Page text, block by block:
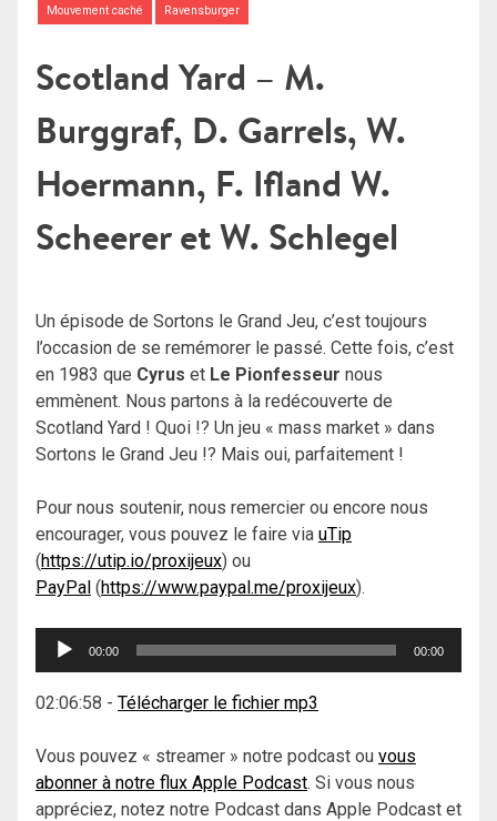
Mouvement caché Ravensburger
Scotland Yard – M.
Burggraf, D. Garrels, W.
Hoermann, F. Ifland W.
Scheerer et W. Schlegel
Un épisode de Sortons le Grand Jeu, c’est toujours
l’occasion de se remémorer le passé. Cette fois, c’est
en 1983 que Cyrus et Le Pionfesseur nous
emmènent. Nous partons à la redécouverte de
Scotland Yard ! Quoi !? Un jeu « mass market » dans
Sortons le Grand Jeu !? Mais oui, parfaitement !
Pour nous soutenir, nous remercier ou encore nous
encourager, vous pouvez le faire via uTip
(https://utip.io/proxijeux) ou
PayPal (https://www.paypal.me/proxijeux).
Lecteur
00:00 00:00
02:06:58 - Télécharger le fichier mp3
Vous pouvez « streamer » notre podcast ou vous
abonner à notre flux Apple Podcast. Si vous nous
appréciez, notez notre Podcast dans Apple Podcast et